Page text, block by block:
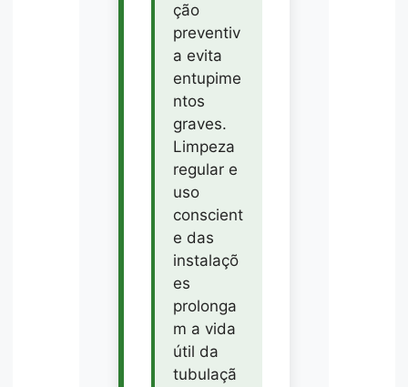
ção
preventiv
a evita
entupime
ntos
graves.
Limpeza
regular e
uso
conscient
e das
instalaçõ
es
prolonga
m a vida
útil da
tubulaçã